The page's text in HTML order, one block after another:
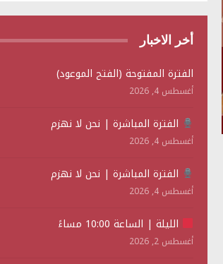
أخر الاخبار
الفترة المفتوحة (الفتح الموعود)
أغسطس 4, 2026
الفترة المباشرة | نحن لا نهزم
أغسطس 4, 2026
الفترة المباشرة | نحن لا نهزم
أغسطس 4, 2026
الليلة | الساعة 10:00 مساءً
أغسطس 2, 2026